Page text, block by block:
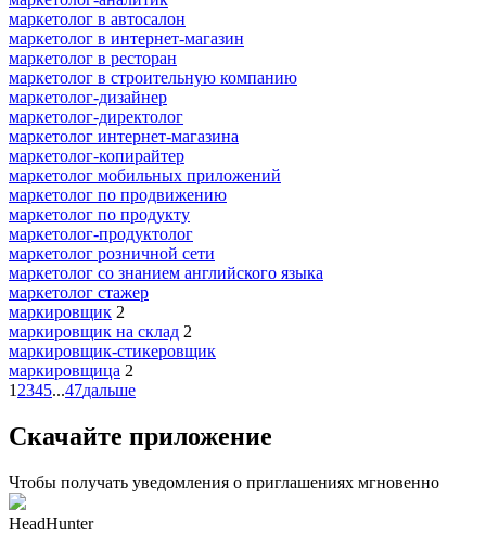
маркетолог в автосалон
маркетолог в интернет-магазин
маркетолог в ресторан
маркетолог в строительную компанию
маркетолог-дизайнер
маркетолог-директолог
маркетолог интернет-магазина
маркетолог-копирайтер
маркетолог мобильных приложений
маркетолог по продвижению
маркетолог по продукту
маркетолог-продуктолог
маркетолог розничной сети
маркетолог со знанием английского языка
маркетолог стажер
маркировщик 2
маркировщик на склад 2
маркировщик-стикеровщик
маркировщица 2
1 2345...47дальше
Скачайте приложение
Чтобы получать уведомления о приглашениях мгновенно
HeadHunter